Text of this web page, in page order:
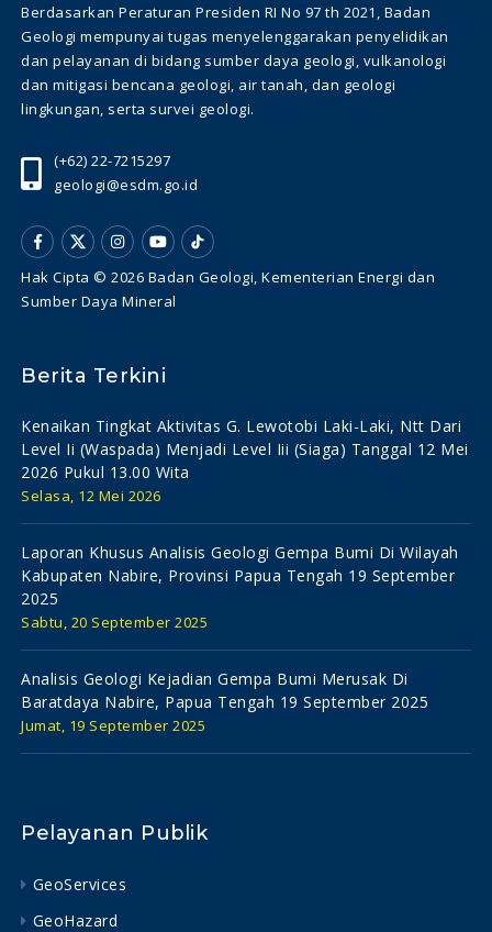
Berdasarkan Peraturan Presiden RI No 97 th 2021, Badan
Geologi mempunyai tugas menyelenggarakan penyelidikan
dan pelayanan di bidang sumber daya geologi, vulkanologi
dan mitigasi bencana geologi, air tanah, dan geologi
lingkungan, serta survei geologi.
(+62) 22-7215297
geologi@esdm.go.id
Hak Cipta © 2026 Badan Geologi, Kementerian Energi dan
Sumber Daya Mineral
Berita Terkini
Kenaikan Tingkat Aktivitas G. Lewotobi Laki-Laki, Ntt Dari
Level Ii (waspada) Menjadi Level Iii (siaga) Tanggal 12 Mei
2026 Pukul 13.00 Wita
Selasa, 12 Mei 2026
Laporan Khusus Analisis Geologi Gempa Bumi Di Wilayah
Kabupaten Nabire, Provinsi Papua Tengah 19 September
2025
Sabtu, 20 September 2025
Analisis Geologi Kejadian Gempa Bumi Merusak Di
Baratdaya Nabire, Papua Tengah 19 September 2025
Jumat, 19 September 2025
Pelayanan Publik
GeoServices
GeoHazard